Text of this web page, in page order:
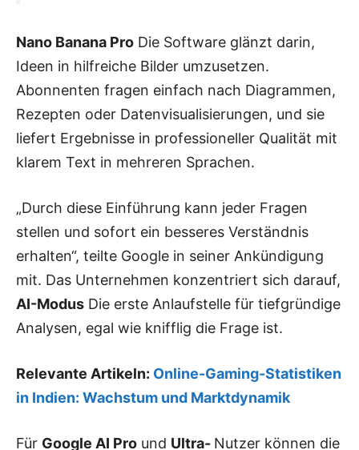
Nano Banana Pro Die Software glänzt darin,
Ideen in hilfreiche Bilder umzusetzen.
Abonnenten fragen einfach nach Diagrammen,
Rezepten oder Datenvisualisierungen, und sie
liefert Ergebnisse in professioneller Qualität mit
klarem Text in mehreren Sprachen.
„Durch diese Einführung kann jeder Fragen
stellen und sofort ein besseres Verständnis
erhalten“, teilte Google in seiner Ankündigung
mit. Das Unternehmen konzentriert sich darauf,
AI-Modus Die erste Anlaufstelle für tiefgründige
Analysen, egal wie knifflig die Frage ist.
Relevante Artikeln: Online-Gaming-Statistiken
in Indien: Wachstum und Marktdynamik
Für Google AI Pro und Ultra- Nutzer können die